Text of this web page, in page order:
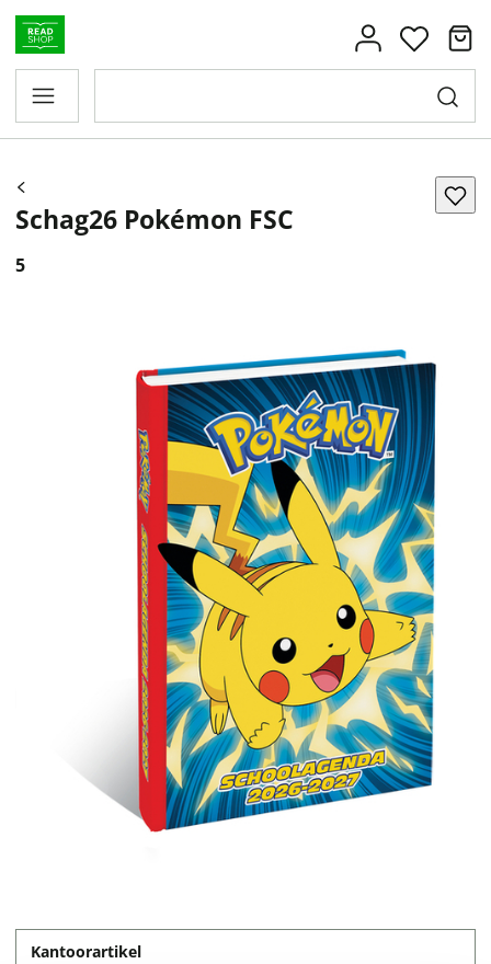
Schag26 Pokémon FSC
5
Kantoorartikel